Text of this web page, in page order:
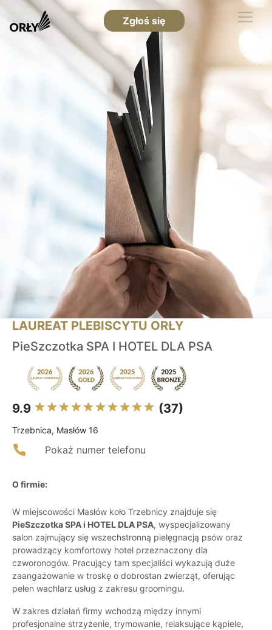
Zgłoś się
LAUREAT PLEBISCYTU ORŁY
PieSzczotka SPA I HOTEL DLA PSA
9.9 (37)
Trzebnica, Masłów 16
Pokaż numer telefonu
O firmie:
W miejscowości Masłów koło Trzebnicy znajduje się
PieSzczotka SPA i HOTEL DLA PSA, wyspecjalizowany
salon zajmujący się wszechstronną pielęgnacją psów oraz
prowadzący komfortowy hotel przeznaczony dla
czworonogów. Pracujący tam specjaliści wykazują duże
zaangażowanie w troskę o dobrostan zwierząt, oferując
pełen wachlarz usług z zakresu groomingu.
W zakres działań firmy wchodzą między innymi
profesjonalne strzyżenie, trymowanie, relaksujące kąpiele,